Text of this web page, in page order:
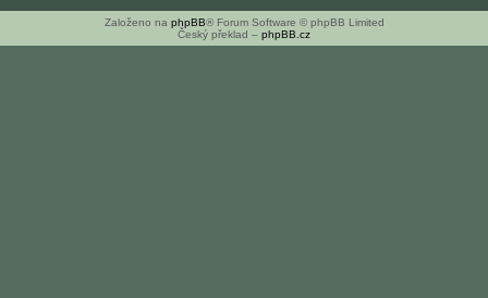
Založeno na phpBB® Forum Software © phpBB Limited
Český překlad – phpBB.cz